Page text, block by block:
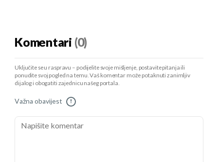
Komentari (0)
Uključite se u raspravu – podijelite svoje mišljenje, postavite pitanja ili
ponudite svoj pogled na temu. Vaš komentar može potaknuti zanimljiv
dijalog i obogatiti zajednicu našeg portala.
Važna obavijest !